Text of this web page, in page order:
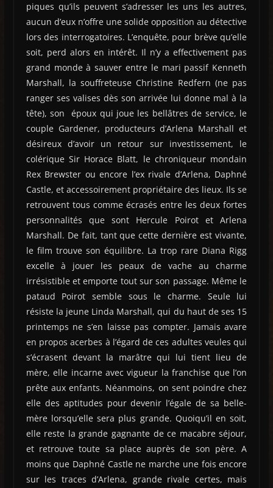
piques qu’ils peuvent s’adresser les uns les autres,
aucun d’eux n’offre une solide opposition au détective
lors des interrogatoires. L’enquête, pour brève qu’elle
soit, perd alors en intérêt. Il n’y a effectivement pas
grand monde à sauver entre le mari passif Kenneth
Marshall, la souffreteuse Christine Redfern (ne pas
ranger ses valises dès son arrivée lui donne mal à la
tête), son époux qui joue les bellâtres de service, le
couple Gardener, producteurs d’Arlena Marshall et
désireux d’avoir un retour sur investissement, le
colérique Sir Horace Blatt, le chroniqueur mondain
Rex Brewster ou encore l’ex rivale d’Arlena, Daphné
Castle, et accessoirement propriétaire des lieux. Ils se
retrouvent tous comme écrasés entre les deux fortes
personnalités que sont Hercule Poirot et Arlena
Marshall. De fait, tant que cette dernière est vivante,
le film trouve son équilibre. La trop rare Diana Rigg
excelle à jouer les peaux de vache au charme
irrésistible et emporte tout sur son passage. Même le
pataud Poirot semble sous le charme. Seule lui
résiste la jeune Linda Marshall, qui du haut de ses 15
printemps ne s’en laisse pas compter. Jamais avare
en propos acerbes à l’égard de ces adultes veules qui
s’écrasent devant la marâtre qui lui tient lieu de
mère, elle incarne avec vigueur la franchise que l’on
prête aux enfants. Néanmoins, on sent poindre chez
elle des aptitudes pour devenir l’égale de sa belle-
mère lorsqu’elle sera plus grande. Quoiqu’il en soit,
elle reste la grande gagnante de ce macabre séjour,
et retrouve toute sa place auprès de son père. A
moins que Daphné Castle ne marche une fois encore
sur les traces d’Arlena, grande rivale certes, mais